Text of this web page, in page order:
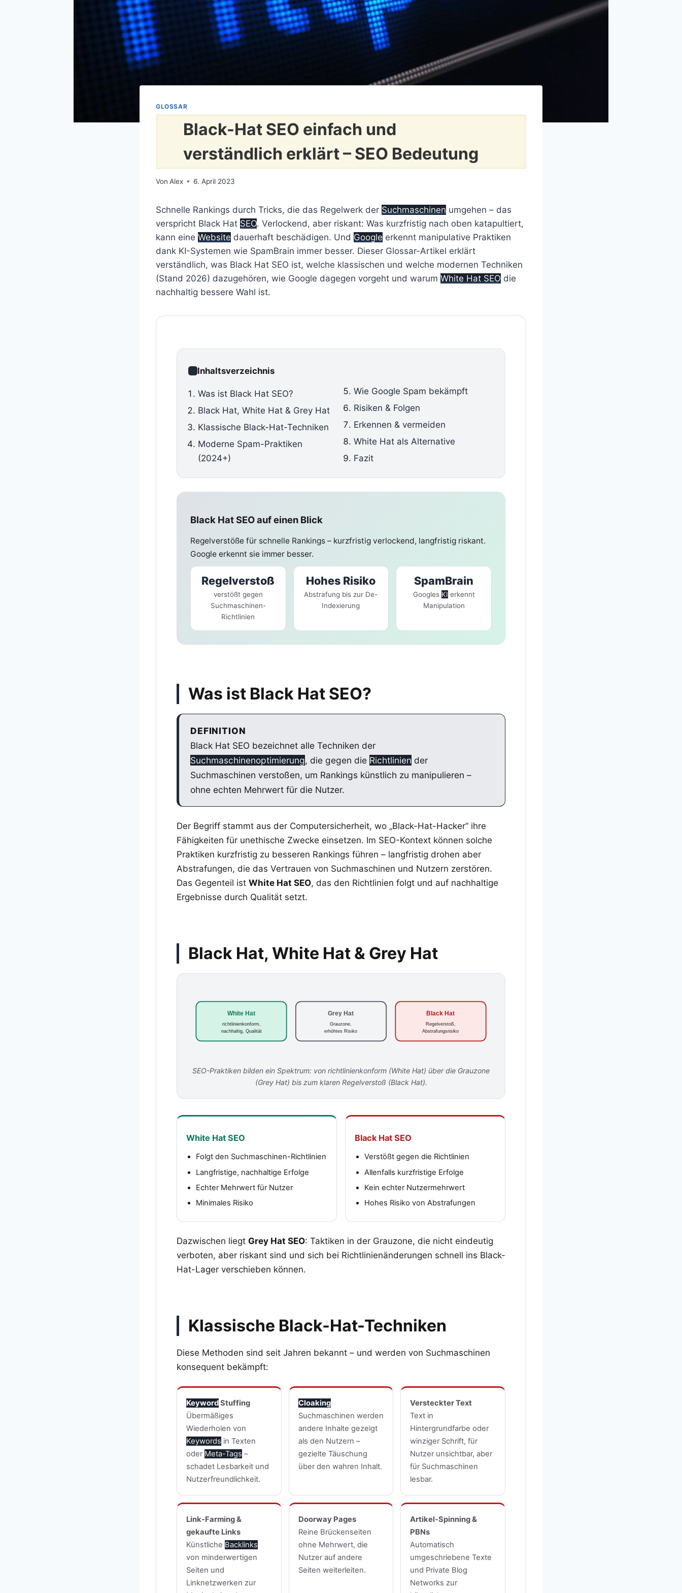
GLOSSAR
Black-Hat SEO einfach und
verständlich erklärt – SEO Bedeutung
Von Alex 6. April 2023
Schnelle Rankings durch Tricks, die das Regelwerk der Suchmaschinen umgehen – das
verspricht Black Hat SEO. Verlockend, aber riskant: Was kurzfristig nach oben katapultiert,
kann eine Website dauerhaft beschädigen. Und Google erkennt manipulative Praktiken
dank KI-Systemen wie SpamBrain immer besser. Dieser Glossar-Artikel erklärt
verständlich, was Black Hat SEO ist, welche klassischen und welche modernen Techniken
(Stand 2026) dazugehören, wie Google dagegen vorgeht und warum White Hat SEO die
nachhaltig bessere Wahl ist.
Inhaltsverzeichnis
Was ist Black Hat SEO?
Black Hat, White Hat & Grey Hat
Klassische Black-Hat-Techniken
Moderne Spam-Praktiken
(2024+)
Wie Google Spam bekämpft
Risiken & Folgen
Erkennen & vermeiden
White Hat als Alternative
Fazit
Black Hat SEO auf einen Blick
Regelverstöße für schnelle Rankings – kurzfristig verlockend, langfristig riskant.
Google erkennt sie immer besser.
Regelverstoß
verstößt gegen
Suchmaschinen-
Richtlinien
Hohes Risiko
Abstrafung bis zur De-
Indexierung
SpamBrain
Googles KI erkennt
Manipulation
Was ist Black Hat SEO?
DEFINITION
Black Hat SEO bezeichnet alle Techniken der
Suchmaschinenoptimierung, die gegen die Richtlinien der
Suchmaschinen verstoßen, um Rankings künstlich zu manipulieren –
ohne echten Mehrwert für die Nutzer.
Der Begriff stammt aus der Computersicherheit, wo „Black-Hat-Hacker“ ihre
Fähigkeiten für unethische Zwecke einsetzen. Im SEO-Kontext können solche
Praktiken kurzfristig zu besseren Rankings führen – langfristig drohen aber
Abstrafungen, die das Vertrauen von Suchmaschinen und Nutzern zerstören.
Das Gegenteil ist White Hat SEO, das den Richtlinien folgt und auf nachhaltige
Ergebnisse durch Qualität setzt.
Black Hat, White Hat & Grey Hat
White Hat
richtlinienkonform,
nachhaltig, Qualität
Grey Hat
Grauzone,
erhöhtes Risiko
Black Hat
Regelverstoß,
Abstrafungsrisiko
SEO-Praktiken bilden ein Spektrum: von richtlinienkonform (White Hat) über die Grauzone
(Grey Hat) bis zum klaren Regelverstoß (Black Hat).
White Hat SEO
Folgt den Suchmaschinen-Richtlinien
Langfristige, nachhaltige Erfolge
Echter Mehrwert für Nutzer
Minimales Risiko
Black Hat SEO
Verstößt gegen die Richtlinien
Allenfalls kurzfristige Erfolge
Kein echter Nutzermehrwert
Hohes Risiko von Abstrafungen
Dazwischen liegt Grey Hat SEO: Taktiken in der Grauzone, die nicht eindeutig
verboten, aber riskant sind und sich bei Richtlinienänderungen schnell ins Black-
Hat-Lager verschieben können.
Klassische Black-Hat-Techniken
Diese Methoden sind seit Jahren bekannt – und werden von Suchmaschinen
konsequent bekämpft:
KeywordStuffing
Übermäßiges
Wiederholen von
Keywords in Texten
oder Meta-Tags –
schadet Lesbarkeit und
Nutzerfreundlichkeit.
Cloaking
Suchmaschinen werden
andere Inhalte gezeigt
als den Nutzern –
gezielte Täuschung
über den wahren Inhalt.
Versteckter Text
Text in
Hintergrundfarbe oder
winziger Schrift, für
Nutzer unsichtbar, aber
für Suchmaschinen
lesbar.
Link-Farming &
gekaufte Links
Künstliche Backlinks
von minderwertigen
Seiten und
Linknetzwerken zur
Doorway Pages
Reine Brückenseiten
ohne Mehrwert, die
Nutzer auf andere
Seiten weiterleiten.
Artikel-Spinning &
PBNs
Automatisch
umgeschriebene Texte
und Private Blog
Networks zur